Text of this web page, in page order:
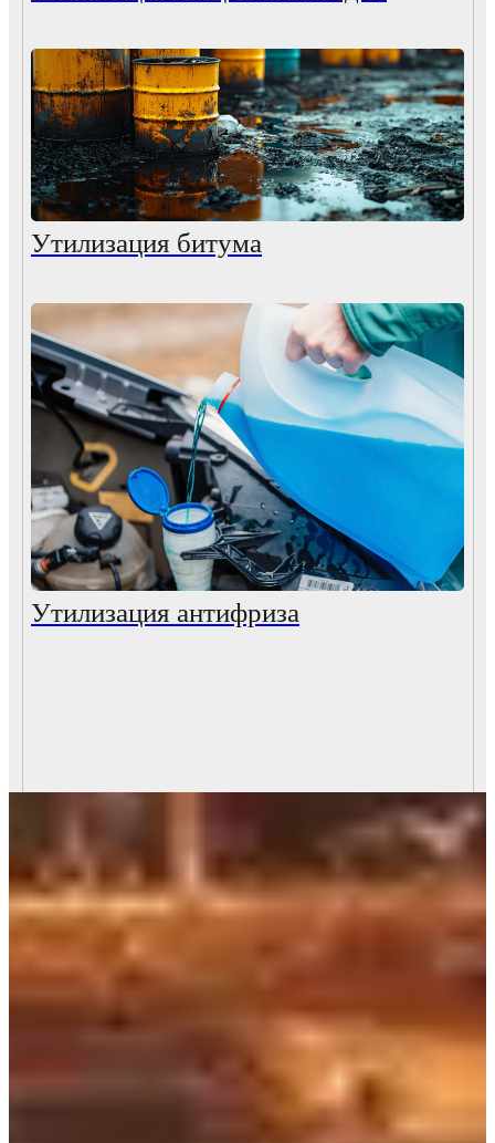
Утилизация битума
Утилизация антифриза